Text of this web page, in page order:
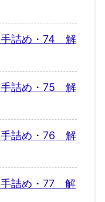
詰め・74 解
詰め・75 解
詰め・76 解
詰め・77 解